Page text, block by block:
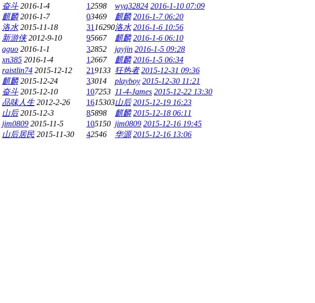
奋斗 2016-1-4 12598 wyq32824 2016-1-10 07:09
麒麟 2016-1-7 03469 麒麟 2016-1-7 06:20
洛水 2015-11-18 31 16290洛水 2016-1-6 10:56
新游侠 2012-9-10 95667 麒麟 2016-1-6 06:10
aguo 2016-1-1 32852 jayjin 2016-1-5 09:28
xn385 2016-1-4 12667 麒麟 2016-1-5 06:34
raistlin74 2015-12-12 219133 狂热者 2015-12-31 09:36
麒麟 2015-12-24 33014 playboy 2015-12-30 11:21
奋斗 2015-12-10 107253 11-4-James 2015-12-22 13:30
品味人生 2012-2-26 1615303山后 2015-12-19 16:23
山后 2015-12-3 85898 麒麟 2015-12-18 06:11
jim0809 2015-11-5 105150 jim0809 2015-12-16 19:45
山后居民 2015-11-30 42546 华源 2015-12-16 13:06